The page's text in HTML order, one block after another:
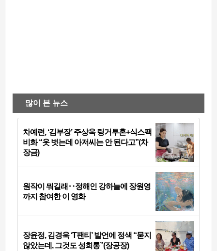
많이 본 뉴스
차예련, ‘김부장’ 주상욱 링거투혼+식스팩
비화 “옷 벗는데 아저씨는 안 된다고”(차
장금)
원작이 뭐길래‥정해인 강하늘에 장원영
까지 참여한 이 영화
장윤정, 김경욱 ‘T팬티’ 발언에 정색 “묻지
않았는데, 그것도 성희롱”(장공장)